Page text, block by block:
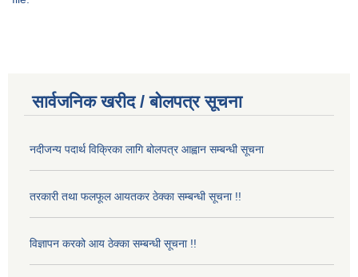
सार्वजनिक खरीद / बोलपत्र सूचना
नदीजन्य पदार्थ विक्रिका लागि बोलपत्र आह्वान सम्बन्धी सूचना
तरकारी तथा फलफूल आयतकर ठेक्का सम्बन्धी सूचना !!
विज्ञापन करको आय ठेक्का सम्बन्धी सूचना !!